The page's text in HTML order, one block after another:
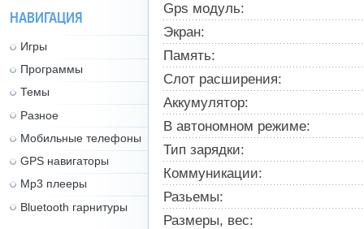
Gps модуль:
Экран:
Память:
Слот расширения:
Аккумулятор:
В автономном режиме:
Тип зарядки:
Коммуникации:
Разьемы:
Размеры, вес:
НАВИГАЦИЯ
Игры
Программы
Темы
Разное
Мобильные телефоны
GPS навигаторы
Mp3 плееры
Bluetooth гарнитуры